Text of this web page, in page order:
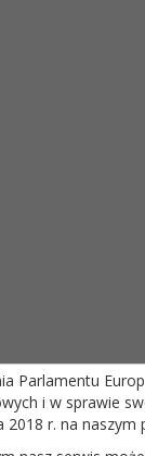
Parlamentu
i w sprawie
r. na